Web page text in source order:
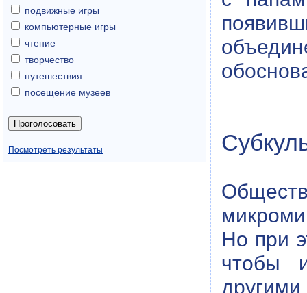
Но при
чтобы
другими
подвижные игры
компьютерные игры
чтение
творчество
путешествия
посещение музеев
Посмотреть результаты